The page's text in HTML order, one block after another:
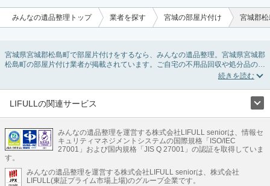
みんなの遺品整理トップ 業者を探す 宮城の部屋片付け 宮城郡
宮城県宮城郡松島町で部屋片付けをするなら、みんなの遺品整理。宮城県宮城郡
松島町の部屋片付け業者が掲載されています。ご自宅の不用品回収や処分品の仕
分け、貴重品の捜索などの依頼ができます。宮城県宮城郡松島町の部屋片付けの
し検索してみましょう。部屋片付けはいつか着手しようと思っていると、ついつ
ご自分で無理なくできる片付け方法やご実家の片付けノウハウもお届けしていま
すので、ぜひあわせてご覧ください。
LIFULLの関連サービス
不動産・住宅
引越し 老人ホーム 地方創生 ママの就労支援
不動産クラウドファンディング 遺品整理 老後の暮らし情報
LIFULL HOME'Sのサービス
みんなの遺品整理を運営する株式会社LIFULL seniorは、情報セ
キュリティマネジメントシステムの国際規格「ISO/IEC
27001」および国内規格「JIS Q 27001」の認証を取得していま
す。
みんなの遺品整理を運営する株式会社LIFULL seniorは、株式会社
LIFULL(東証プライム市場上場)のグループ企業です。